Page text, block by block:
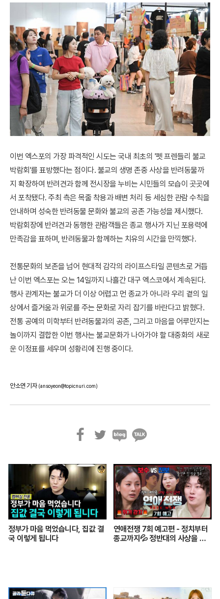
이번 엑스포의 가장 파격적인 시도는 국내 최초의 '펫 프렌들리 불교
박람회'를 표방했다는 점이다. 불교의 생명 존중 사상을 반려동물까
지 확장하여 반려견과 함께 전시장을 누비는 시민들의 모습이 곳곳에
서 포착됐다. 주최 측은 목줄 착용과 배변 처리 등 세심한 관람 수칙을
안내하며 성숙한 반려동물 문화와 불교의 공존 가능성을 제시했다.
박람회장에 반려견과 동행한 관람객들은 종교 행사가 지닌 포용력에
만족감을 표하며, 반려동물과 함께하는 치유의 시간을 만끽했다.
전통문화의 보존을 넘어 현대적 감각의 라이프스타일 콘텐츠로 거듭
난 이번 엑스포는 오는 14일까지 나흘간 대구 엑스코에서 계속된다.
행사 관계자는 불교가 더 이상 어렵고 먼 종교가 아니라 우리 곁의 일
상에서 즐거움과 위로를 주는 문화로 자리 잡기를 바란다고 밝혔다.
전통 공예의 미학부터 반려동물과의 공존, 그리고 마음을 어루만지는
놀이까지 결합한 이번 행사는 불교문화가 나아가야 할 대중화의 새로
운 이정표를 세우며 성황리에 진행 중이다.
안소연 기자 (ansoyeon@topicnuri.com)
스
북
터
그
오
톡
정부가 마음 먹었습니다, 집값 결
국 이렇게 됩니다
연애전쟁 7회 예고편 - 정치부터
종교까지💦 정반대의 사상을 가